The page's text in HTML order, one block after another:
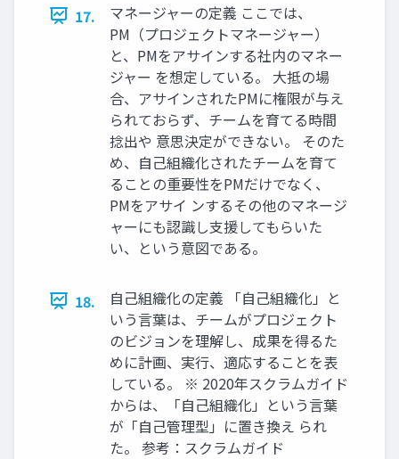
17.
マネージャーの定義 ここでは、
PM（プロジェクトマネージャー）
と、PMをアサインする社内のマネー
ジャー を想定している。 大抵の場
合、アサインされたPMに権限が与え
られておらず、チームを育てる時間
捻出や 意思決定ができない。 そのた
め、自己組織化されたチームを育て
ることの重要性をPMだけでなく、
PMをアサイ ンするその他のマネージ
ャーにも認識し支援してもらいた
い、という意図である。
18.
自己組織化の定義 「自己組織化」と
いう言葉は、チームがプロジェクト
のビジョンを理解し、成果を得るた
めに計画、実行、適応することを表
している。 ※ 2020年スクラムガイド
からは、「自己組織化」という言葉
が「自己管理型」に置き換え られ
た。 参考：スクラムガイド